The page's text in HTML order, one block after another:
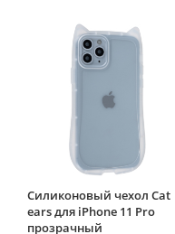
Силиконовый чехол Cat
ears для iPhone 11 Pro
прозрачный